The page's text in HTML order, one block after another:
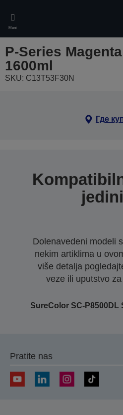
main
content
Meni
P-Series
1600ml
SKU: C13T53F30N
Где
Dolenavedeni modeli
nekim artiklima u
više detalja
veze ili uputstvo
SureColor SC-P8500DL
Pratite nas